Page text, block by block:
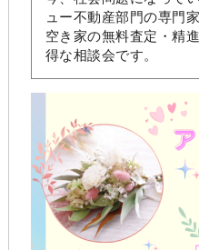
ュー不動産部門の専門
空き家の無料査定・精
得な相談会です。